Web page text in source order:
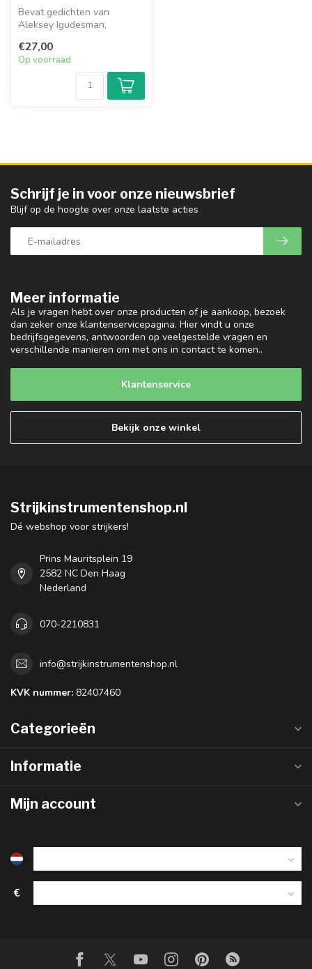
Bevat gedichten van
Aleksey Igudesman,
Moore, aanteke...
€27,00
Op voorraad
Meer informatie
Als je vragen hebt over onze producten of je aankoop, bezoek
dan zeker onze klantenservicepagina. Hier vindt u onze
bedrijfsgegevens, antwoorden op veelgestelde vragen en
verschillende manieren om met ons in contact te komen..
Klantenservice
Bekijk onze winkel
Schrijf je in voor onze nieuwsbrief
Blijf op de hoogte over onze laatste acties
Strijkinstrumentenshop.nl
Dé webshop voor strijkers!
Prins Mauritsplein 19
2582 NC Den Haag
Nederland
070-2210831
info@strijkinstrumentenshop.nl
KVK nummer: 82407460
Categorieën
Informatie
Mijn account
€